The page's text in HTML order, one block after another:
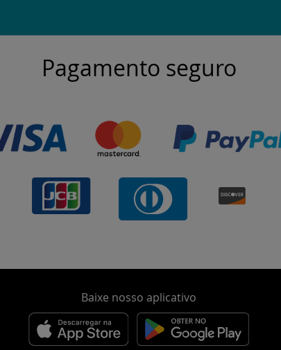
Pagamento seguro
Baixe nosso aplicativo